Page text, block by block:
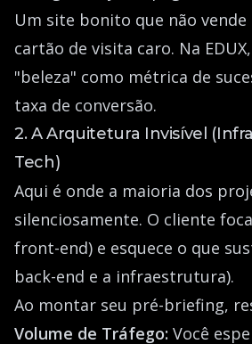
Um site bonito que não vende
cartão de visita caro. Na
"beleza" como métrica de
taxa de conversão.
2. A Arquitetura Invisível
Tech)
Aqui é onde a maioria dos
silenciosamente. O cliente
front-end) e esquece o que
back-end e a infraestrutura).
Ao montar seu pré-briefing,
Volume de Tráfego: Você